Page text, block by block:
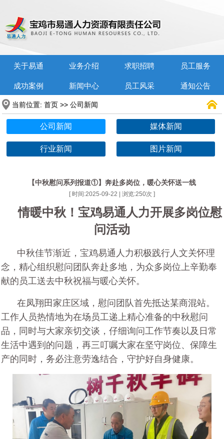
关于易通 业务介绍 求职招聘 员工服务
成功案例 新闻中心 员工风采 通知公告
当前位置: 首页 >>公司新闻
公司新闻 媒体新闻
行业新闻 图片新闻
【中秋慰问系列报道①】奔赴多岗位，暖心关怀送一线
[ 时间:2025-09-22 | 浏览:250次 ]
情暖中秋！宝鸡易通人力开展多岗位慰
问活动
中秋佳节渐近，宝鸡易通人力积极践行人文关怀理
念，精心组织慰问团队奔赴多地，为众多岗位上辛勤奉
献的员工送去中秋祝福与暖心关怀。
在凤翔田家庄区域，慰问团队首先抵达某商混站。
工作人员热情地为在场员工递上精心准备的中秋慰问
品，同时与大家亲切交谈，仔细询问工作节奏以及日常
生活中遇到的问题，再三叮嘱大家在坚守岗位、保障生
产的同时，务必注意劳逸结合，守护好自身健康。